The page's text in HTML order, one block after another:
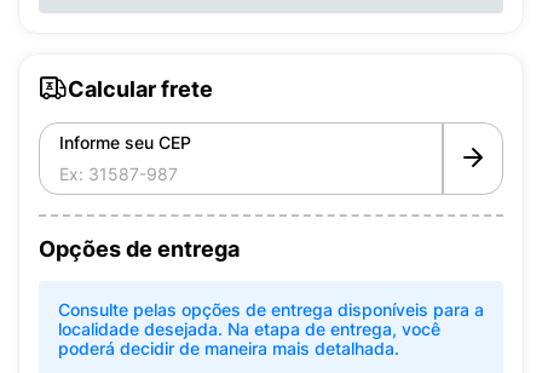
Calcular frete
Informe seu CEP
Opções de entrega
Consulte pelas opções de entrega disponíveis para a
localidade desejada. Na etapa de entrega, você
poderá decidir de maneira mais detalhada.